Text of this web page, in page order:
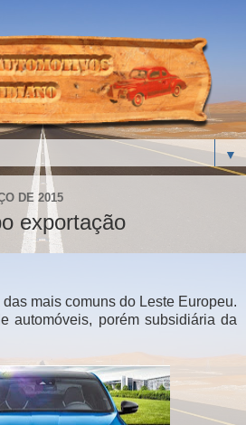
▼
DE 2015
exportação
mais comuns do Leste Europeu.
automóveis, porém subsidiária da